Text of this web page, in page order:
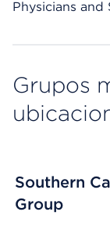
Physicians and
Grupos
Southern
Group